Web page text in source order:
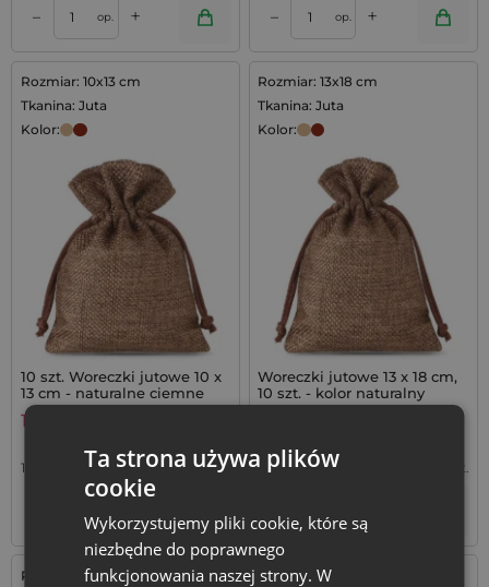
– op. + – op. +
Rozmiar: 10x13 cm
Tkanina: Juta
Kolor:
10 szt. Woreczki jutowe 10 x
13 cm - naturalne ciemne
15,79
1,58 zł / szt. 1 op. = 10 szt.
Rozmiar: 13x18 cm
Tkanina: Juta
Kolor:
Woreczki jutowe 13 x 18 cm,
10 szt. - kolor naturalny
ciemny
2,26 zł / szt.
Rozmiar: 30x40 cm Rozmiar: 15x20 cm
Ta strona używa plików
cookie
Wykorzystujemy pliki cookie, które są
niezbędne do poprawnego
funkcjonowania naszej strony. W